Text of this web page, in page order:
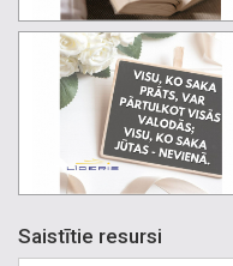
Saistītie resursi